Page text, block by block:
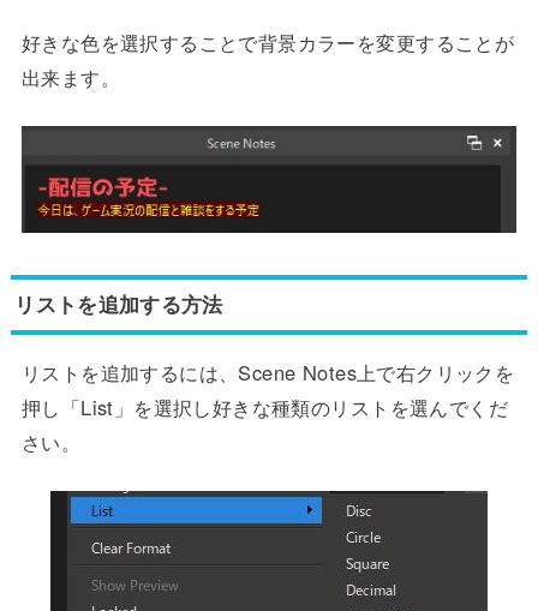
好きな色を選択することで背景カラーを変更することが
出来ます。
リストを追加する方法
リストを追加するには、Scene Notes上で右クリックを
押し「List」を選択し好きな種類のリストを選んでくだ
さい。